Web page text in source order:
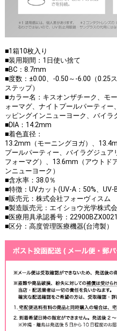
■1箱10枚入り
■装用期間：1日使い捨て
■BC：8.7mm
■度数：±0.00、-0.50～-6.00（0.25
ステップ）
■カラー名：キスオンザチーク、モ
ォーマグ、ナイトプールパーティー
ッピングインニューヨーク、バイラ
■DIA：14.2mm
■着色直径：
13.2mm（モーニングヨガ）、
プールパーティー、バイラグジュ
フォーマグ）、13.6mm（アウトド
ンニューヨーク）
■含水率：38.0％
■特徴：UVカット(UV-A：50%、UV-
■販売元：株式会社フォーヴィスム
■製造販売元：エイショウ光学株式
■医療用具承認番号：
■区分：高度管理医療機器(台湾製）